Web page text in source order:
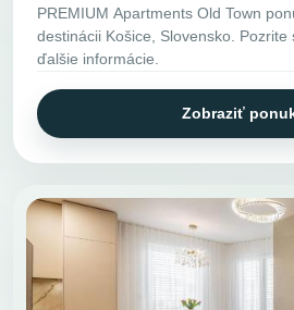
PREMIUM Apartments Old Town
destinácii Košice, Slovensko. Pozrite
ďalšie informácie.
Zobraziť